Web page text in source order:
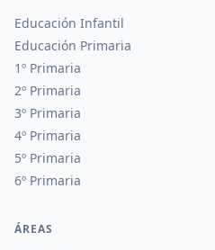
Educación Infantil
Educación Primaria
1º Primaria
2º Primaria
3º Primaria
4º Primaria
5º Primaria
6º Primaria
ÁREAS